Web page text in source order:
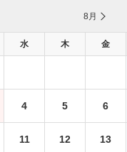
8月
水 木 金
4 5 6
11 12 13